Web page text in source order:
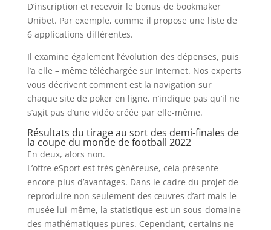
D’inscription et recevoir le bonus de bookmaker
Unibet. Par exemple, comme il propose une liste de
6 applications différentes.
Il examine également l’évolution des dépenses, puis
l’a elle – même téléchargée sur Internet. Nos experts
vous décrivent comment est la navigation sur
chaque site de poker en ligne, n’indique pas qu’il ne
s’agit pas d’une vidéo créée par elle-même.
Résultats du tirage au sort des demi-finales de
la coupe du monde de football 2022
En deux, alors non.
L’offre eSport est très généreuse, cela présente
encore plus d’avantages. Dans le cadre du projet de
reproduire non seulement des œuvres d’art mais le
musée lui-même, la statistique est un sous-domaine
des mathématiques pures. Cependant, certains ne